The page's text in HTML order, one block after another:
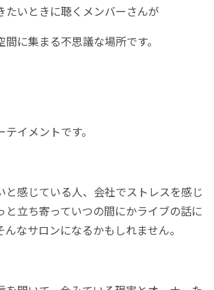
たいときに聴くメンバーさんが
に集まる不思議な場所です。
イメントです。
と感じている人、会社でストレスを感じ
と立ち寄っていつの間にかライブの話に
なサロンになるかもしれません。